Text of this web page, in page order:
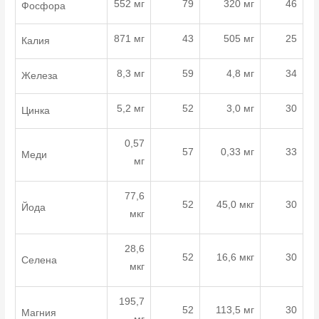
Фосфора 552 мг 79 320 мг 46
Калия 871 мг 43 505 мг 25
Железа 8,3 мг 59 4,8 мг 34
Цинка 5,2 мг 52 3,0 мг 30
Меди
0,57
мг
57 0,33 мг 33
Йода
77,6
мкг
52 45,0 мкг 30
Селена
28,6
мкг
52 16,6 мкг 30
Магния
195,7
52 113,5 мг 30